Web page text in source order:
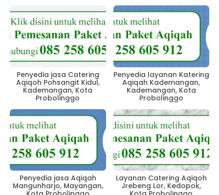
Penyedia jasa Catering
Aqiqoh Pohsangit Kidul,
Kademangan, Kota
Probolinggo
Penyedia layanan Katering
Aqiqah Kademangan,
Kademangan, Kota
Probolinggo
Penyedia jasa Aqiqah
Mangunharjo, Mayangan,
Layanan Catering Aqiqoh
Jrebeng Lor, Kedopok,